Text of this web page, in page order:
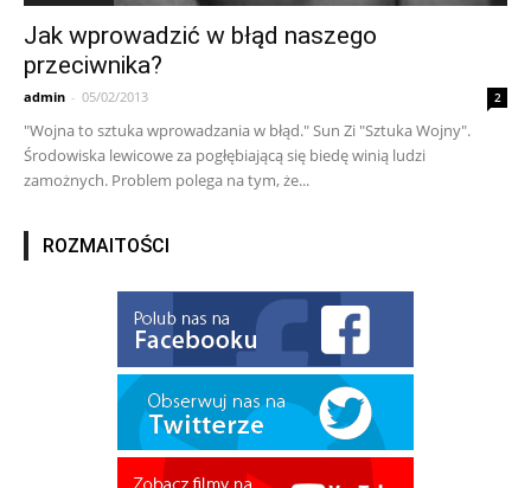
Jak wprowadzić w błąd naszego
przeciwnika?
admin - 05/02/2013 2
"Wojna to sztuka wprowadzania w błąd." Sun Zi "Sztuka Wojny".
Środowiska lewicowe za pogłębiającą się biedę winią ludzi
zamożnych. Problem polega na tym, że...
ROZMAITOŚCI